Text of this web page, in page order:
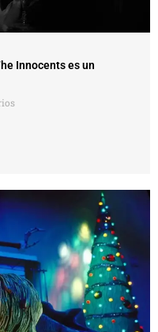
Innocents es un